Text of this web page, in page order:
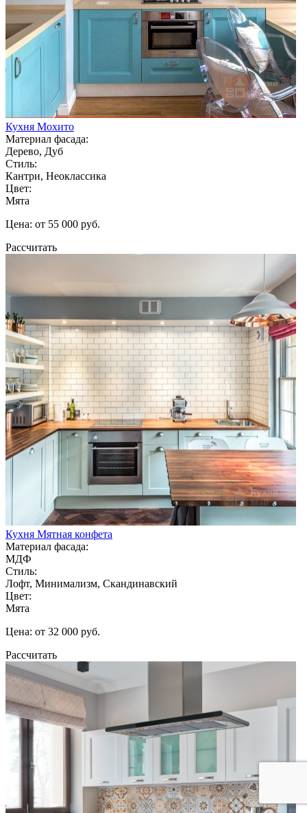
Кухня Мохито
Материал фасада:
Дерево, Дуб
Стиль:
Кантри, Неоклассика
Цвет:
Мята
Цена: от 55 000 руб.
Рассчитать
Кухня Мятная конфета
Материал фасада:
МДФ
Стиль:
Лофт, Минимализм, Скандинавский
Цвет:
Мята
Цена: от 32 000 руб.
Рассчитать